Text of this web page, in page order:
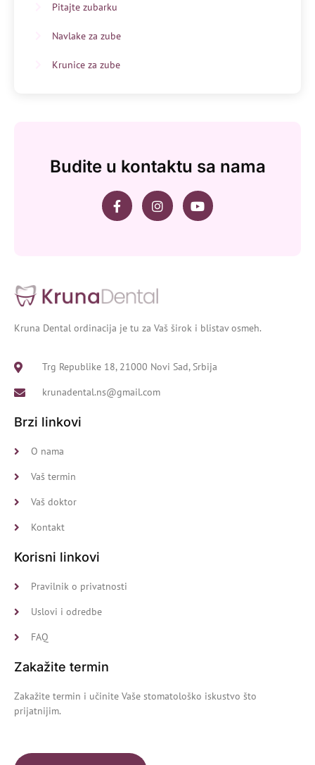
Pitajte zubarku
Navlake za zube
Krunice za zube
Budite u kontaktu sa nama
Kruna Dental ordinacija je tu za Vaš širok i blistav osmeh.
Trg Republike 18, 21000 Novi Sad, Srbija
krunadental.ns@gmail.com
Brzi linkovi
O nama
Vaš termin
Vaš doktor
Kontakt
Korisni linkovi
Pravilnik o privatnosti
Uslovi i odredbe
FAQ
Zakažite termin
Zakažite termin i učinite Vaše stomatološko iskustvo što
prijatnijim.